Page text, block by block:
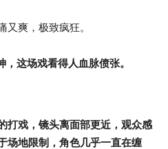
又爽，极致疯狂。
，这场戏看得人血脉偾张。
打戏，镜头离面部更近，观众感
场地限制，角色几乎一直在缠